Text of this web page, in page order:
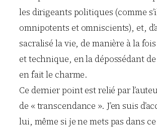
les dirigeants politiques (comme
omnipotents et omniscients), et,
sacralisé la vie, de manière à la
et technique, en la dépossédant
en fait le charme.
Ce dernier point est relié par
de « transcendance ». J’en suis
lui, même si je ne mets pas dans